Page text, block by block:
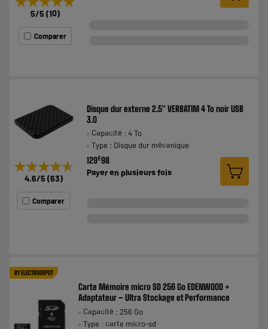
5/5 (10)
Comparer
★★★★★
★★★★★
4.6/5 (63)
Comparer
Disque dur externe 2.5" VERBATIM 4 To noir USB
3.0
Capacité : 4 To
Type : Disque dur mécanique
129€98
Payer en plusieurs fois
BY ELECTRODEPOT
Carte Mémoire micro SD 256 Go EDENWOOD +
Adaptateur – Ultra Stockage et Performance
Capacité : 256 Go
Type : carte micro-sd